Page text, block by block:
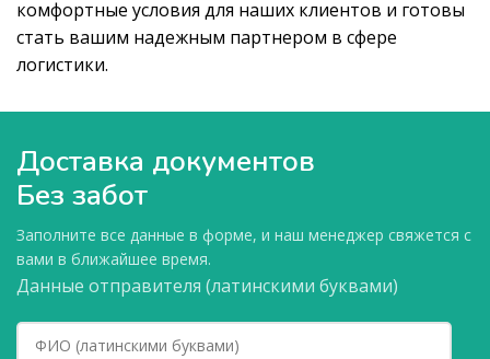
комфортные условия для наших клиентов и готовы
стать вашим надежным партнером в сфере
логистики.
Доставка документов
Без забот
Заполните все данные в форме, и наш менеджер свяжется с
вами в ближайшее время.
Данные отправителя (латинскими буквами)